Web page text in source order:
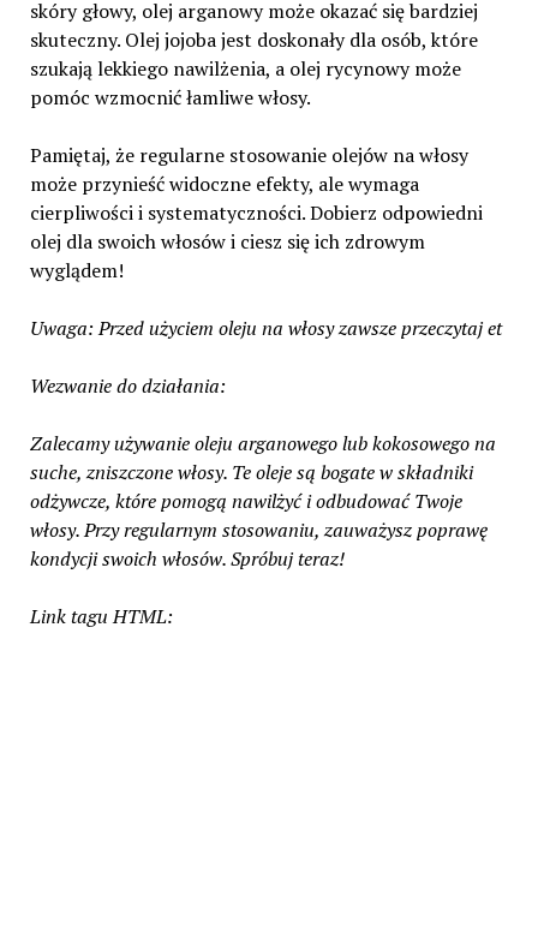
skóry głowy, olej arganowy może okazać się bardziej
skuteczny. Olej jojoba jest doskonały dla osób, które
szukają lekkiego nawilżenia, a olej rycynowy może
pomóc wzmocnić łamliwe włosy.
Pamiętaj, że regularne stosowanie olejów na włosy
może przynieść widoczne efekty, ale wymaga
cierpliwości i systematyczności. Dobierz odpowiedni
olej dla swoich włosów i ciesz się ich zdrowym
wyglądem!
Uwaga: Przed użyciem oleju na włosy zawsze przeczytaj et
Wezwanie do działania:
Zalecamy używanie oleju arganowego lub kokosowego na
suche, zniszczone włosy. Te oleje są bogate w składniki
odżywcze, które pomogą nawilżyć i odbudować Twoje
włosy. Przy regularnym stosowaniu, zauważysz poprawę
kondycji swoich włosów. Spróbuj teraz!
Link tagu HTML: